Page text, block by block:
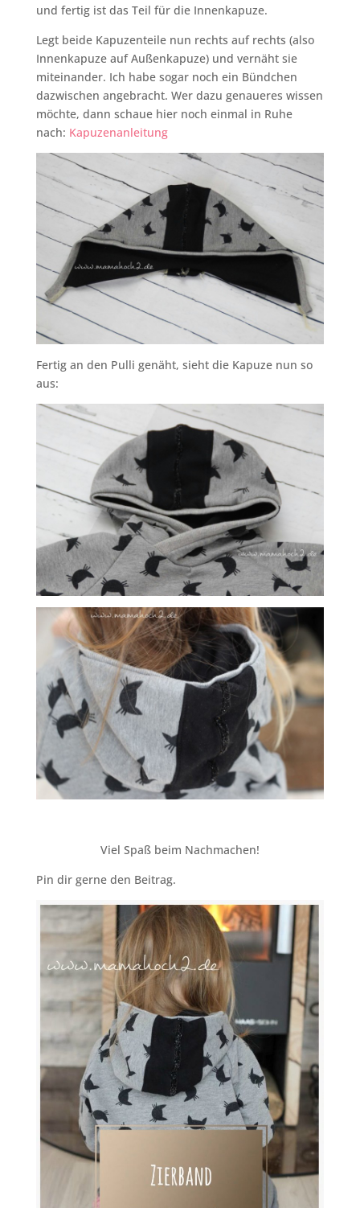
und fertig ist das Teil für die Innenkapuze.
Legt beide Kapuzenteile nun rechts auf rechts (also
Innenkapuze auf Außenkapuze) und vernäht sie
miteinander. Ich habe sogar noch ein Bündchen
dazwischen angebracht. Wer dazu genaueres wissen
möchte, dann schaue hier noch einmal in Ruhe
nach: Kapuzenanleitung
Fertig an den Pulli genäht, sieht die Kapuze nun so
aus:
Viel Spaß beim Nachmachen!
Pin dir gerne den Beitrag.